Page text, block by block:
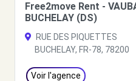
Free2move Rent -
BUCHELAY (DS)
RUE DES PIQUETTES
BUCHELAY, FR-78, 78200
Voir l'agence